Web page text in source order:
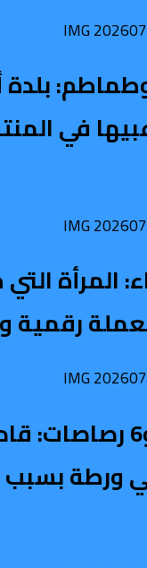
بلدة
في
المرأة
بعملة
مسدس و6 رصاصات:
ورطة بسبب